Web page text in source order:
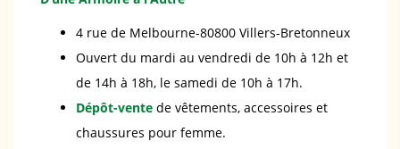
4 rue de Melbourne-80800 Villers-Bretonneux
Ouvert du mardi au vendredi de 10h à 12h et
de 14h à 18h, le samedi de 10h à 17h.
Dépôt-vente de vêtements, accessoires et
chaussures pour femme.